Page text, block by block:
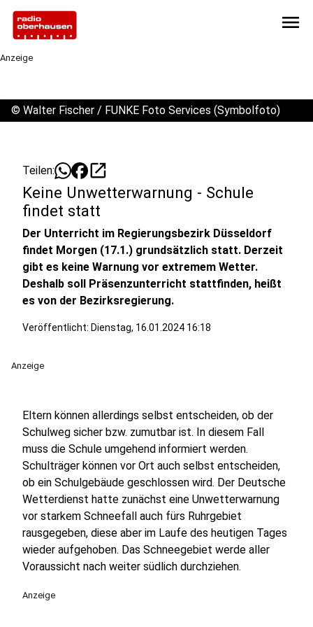
menu
Anzeige
© Walter Fischer / FUNKE Foto Services (Symbolfoto)
Teilen: open_in_new
Keine Unwetterwarnung - Schule
findet statt
Der Unterricht im Regierungsbezirk Düsseldorf
findet Morgen (17.1.) grundsätzlich statt. Derzeit
gibt es keine Warnung vor extremem Wetter.
Deshalb soll Präsenzunterricht stattfinden, heißt
es von der Bezirksregierung.
Veröffentlicht: Dienstag, 16.01.2024 16:18
Anzeige
Eltern können allerdings selbst entscheiden, ob der
Schulweg sicher bzw. zumutbar ist. In diesem Fall
muss die Schule umgehend informiert werden.
Schulträger können vor Ort auch selbst entscheiden,
ob ein Schulgebäude geschlossen wird. Der Deutsche
Wetterdienst hatte zunächst eine Unwetterwarnung
vor starkem Schneefall auch fürs Ruhrgebiet
rausgegeben, diese aber im Laufe des heutigen Tages
wieder aufgehoben. Das Schneegebiet werde aller
Voraussicht nach weiter südlich durchziehen.
Anzeige